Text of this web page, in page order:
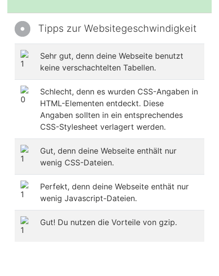
Tipps zur Websitegeschwindigkeit
Sehr gut, denn deine Webseite benutzt
keine verschachtelten Tabellen.
Schlecht, denn es wurden CSS-Angaben in
HTML-Elementen entdeckt. Diese
Angaben sollten in ein entsprechendes
CSS-Stylesheet verlagert werden.
Gut, denn deine Webseite enthält nur
wenig CSS-Dateien.
Perfekt, denn deine Webseite enthät nur
wenig Javascript-Dateien.
Gut! Du nutzen die Vorteile von gzip.